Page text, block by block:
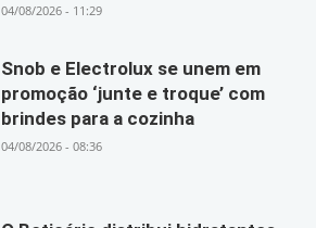
04/08/2026 - 11:29
Snob e Electrolux se unem em
promoção ‘junte e troque’ com
brindes para a cozinha
04/08/2026 - 08:36